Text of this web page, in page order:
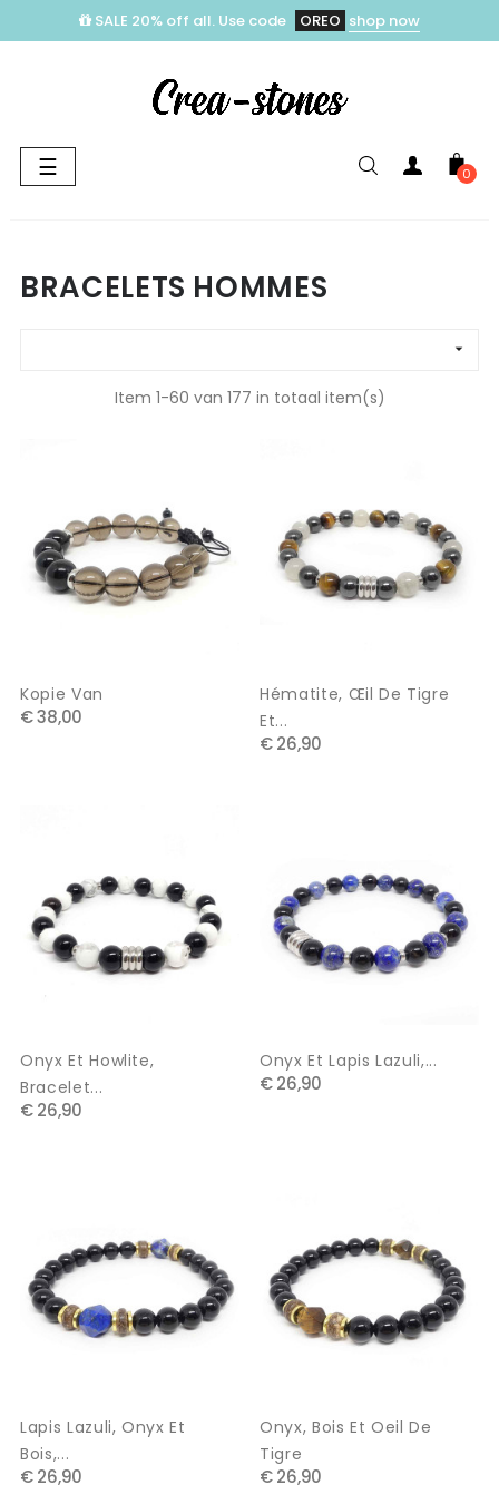
SALE 20% off all. Use code OREO shop now
Toggle
navigation
☰ 0
BRACELETS HOMMES

Item 1-60 van 177 in totaal item(s)
Kopie Van
€ 38,00
Hématite, Œil De Tigre
Et...
€ 26,90
Onyx Et Howlite,
Bracelet...
€ 26,90
Onyx Et Lapis Lazuli,...
€ 26,90
Lapis Lazuli, Onyx Et
Bois,...
€ 26,90
Onyx, Bois Et Oeil De
Tigre
€ 26,90